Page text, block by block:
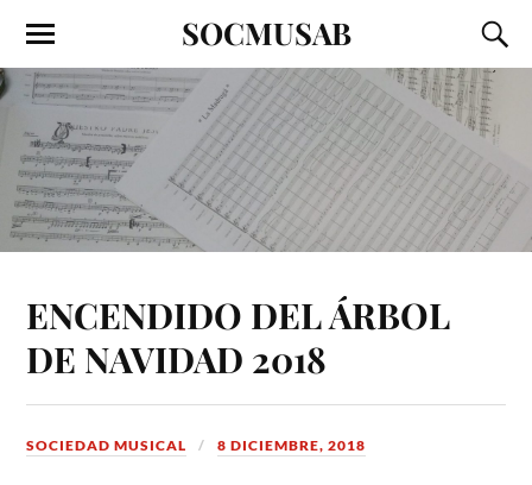
SOCMUSAB
ENCENDIDO DEL ÁRBOL
DE NAVIDAD 2018
SOCIEDAD MUSICAL 8 DICIEMBRE, 2018